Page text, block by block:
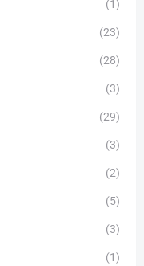
(1)
(23)
(28)
(3)
(29)
(3)
(2)
(5)
(3)
(1)